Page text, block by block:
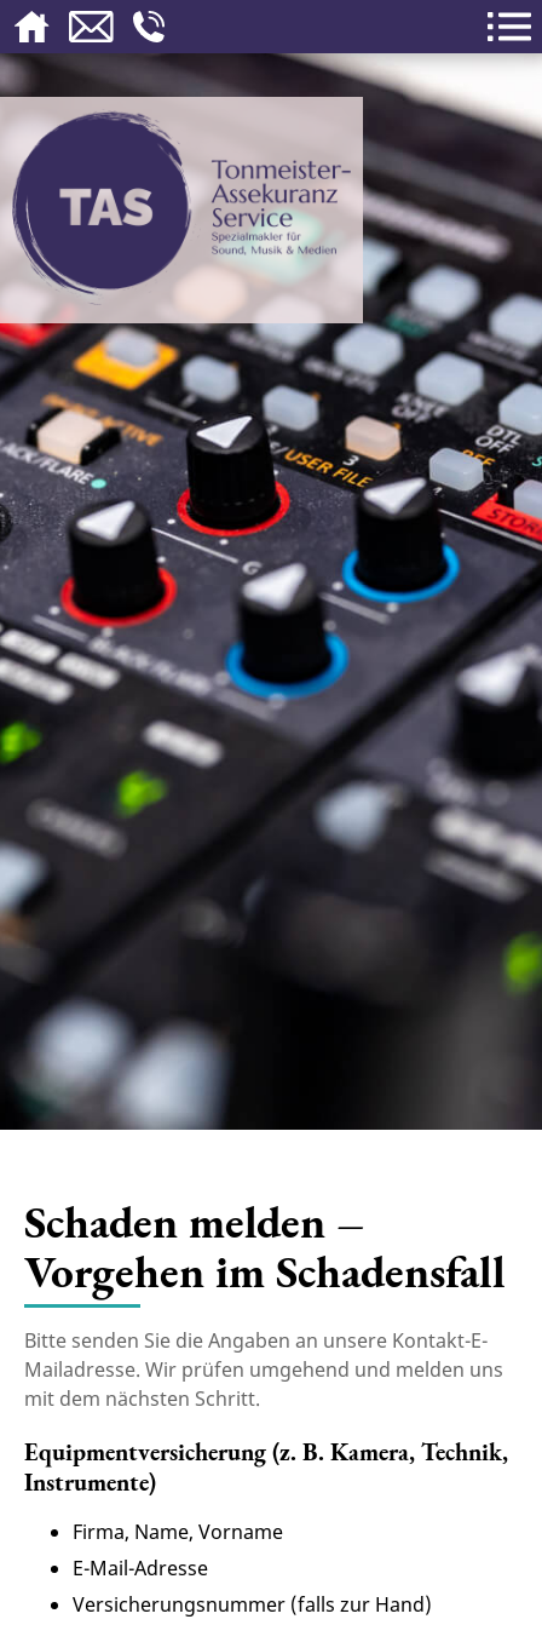
Schaden melden –
Vorgehen im Schadensfall
Bitte senden Sie die Angaben an unsere Kontakt-E-
Mailadresse. Wir prüfen umgehend und melden uns
mit dem nächsten Schritt.
Equipmentversicherung (z. B. Kamera, Technik,
Instrumente)
Firma, Name, Vorname
E-Mail-Adresse
Versicherungsnummer (falls zur Hand)